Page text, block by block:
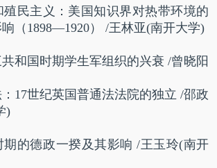
殖民主义：美国知识界对热带环境的
（1898—1920）
/王林亚(南开大学)
和国时期学生军组织的兴衰 /曾晓阳
17世纪英国普通法法院的独立 /邵政
)
期的德政一揆及其影响 /王玉玲(南开